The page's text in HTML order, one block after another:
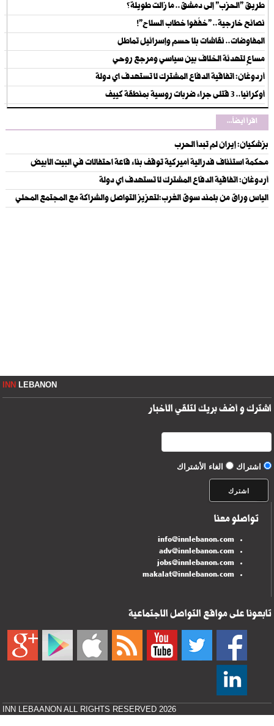
طريق "الحزب" إلى دمشق.. ما زالت طويلة؟
نصائح خارجية.. "خفّفوا خطاب السلاح"!
المفاوضات.. نقاشات بلا حسم وإسرائيل تماطل
مساعٍ لتهدئة الخلاف بين سياسي ومرجع روحي
أردوغان: اتفاقية الدفاع المشترك لا تستهدف اي دولة
أوكرانيا.. 3 قتلى جراء ضربات روسية بمنطقة كييف
اقرأ أيضاً...
بزشكيان: إيران لم تبدأ الحرب
‏محكمة استئناف فدرالية أميركية توقف بناء قاعة احتفالات في البيت الأبيض
أردوغان: اتفاقية الدفاع المشترك لا تستهدف اي دولة
الياس وراق من بلمند سوق الغرب:لتعزيز التواصل والشراكة مع المجتمع المحلي
INNLEBANON
اشترك و أضف بريك لتلقي الأخبار
اشتراك الغاء الأشتراك
تواصلو معنا
info@innlebanon.com
adv@innlebanon.com
jobs@innlebanon.com
makalat@innlebanon.com
تابعونا على مواقع التواصل الاجتماعية
INN LEBAANON ALL RIGHTS RESERVED 2026